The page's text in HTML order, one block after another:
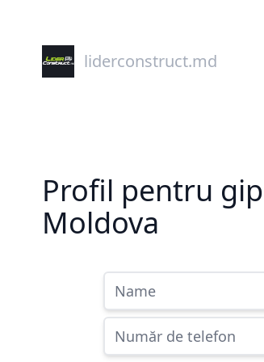
liderconstruct.md
Profil pentru
Moldova